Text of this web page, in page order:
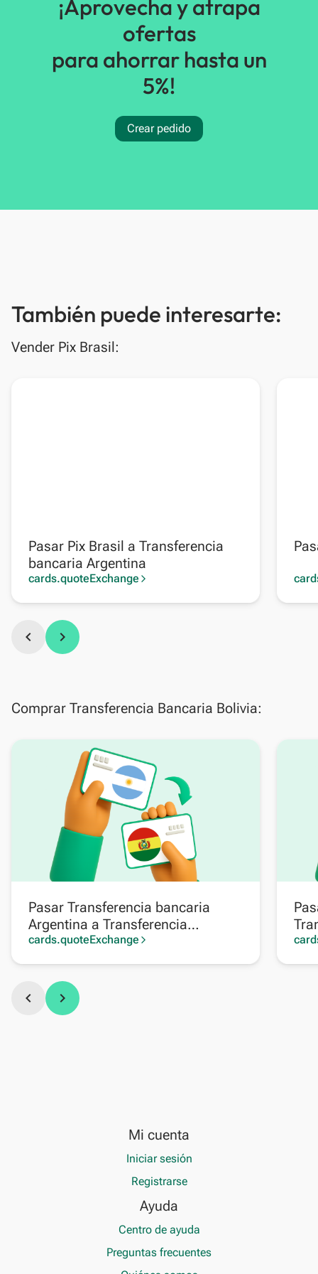
¡Aprovecha y atrapa
ofertas
para ahorrar hasta un
5%!
Crear pedido
También puede interesarte:
Vender Pix Brasil:
Pasar Pix Brasil a Transferencia
bancaria Argentina
cards.quoteExchange arrow_forward_ios
chevron_left chevron_right
Comprar Transferencia Bancaria Bolivia:
Pasar Transferencia bancaria
Argentina a Transferencia
Bancaria Bolivia
cards.quoteExchange arrow_forward_ios
chevron_left chevron_right
Mi cuenta
Iniciar sesión
Registrarse
Ayuda
Centro de ayuda
Preguntas frecuentes